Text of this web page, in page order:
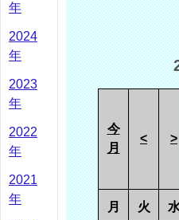
年
2024
年
2023
年
2022
年
2021
年
今
月
< >
月 火